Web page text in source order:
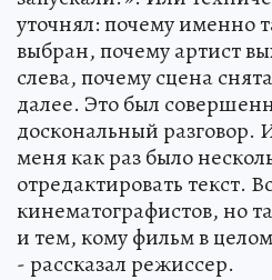
уточнял: почему именно
выбран, почему артист
слева, почему сцена
далее. Это был
доскональный разговор.
меня как раз было
отредактировать текст.
кинематографистов, но
и тем, кому фильм в
- рассказал режиссер.